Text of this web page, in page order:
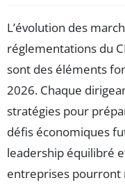
L’évolution des
réglementations du
sont des éléments
2026. Chaque
stratégies pour
défis économiques
leadership équilibré
entreprises pourront